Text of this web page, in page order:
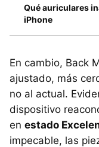
Qué auriculares
iPhone
En cambio, Back
ajustado, más
no al actual.
dispositivo
en estado
impecable, las